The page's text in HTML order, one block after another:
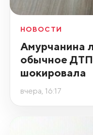
НОВОСТИ
Амурчанина
обычное
шокировала
вчера, 16:17